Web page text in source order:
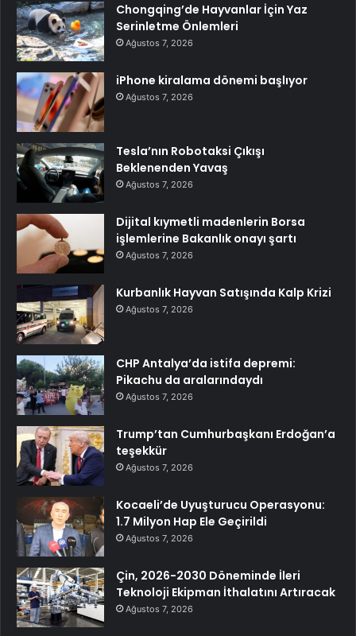
Chongqing’de Hayvanlar İçin Yaz
Serinletme Önlemleri
Ağustos 7, 2026
iPhone kiralama dönemi başlıyor
Ağustos 7, 2026
Tesla’nın Robotaksi Çıkışı
Beklenenden Yavaş
Ağustos 7, 2026
Dijital kıymetli madenlerin Borsa
işlemlerine Bakanlık onayı şartı
Ağustos 7, 2026
Kurbanlık Hayvan Satışında Kalp Krizi
Ağustos 7, 2026
CHP Antalya’da istifa depremi:
Pikachu da aralarındaydı
Ağustos 7, 2026
Trump’tan Cumhurbaşkanı Erdoğan’a
teşekkür
Ağustos 7, 2026
Kocaeli’de Uyuşturucu Operasyonu:
1.7 Milyon Hap Ele Geçirildi
Ağustos 7, 2026
Çin, 2026-2030 Döneminde İleri
Teknoloji Ekipman İthalatını Artıracak
Ağustos 7, 2026